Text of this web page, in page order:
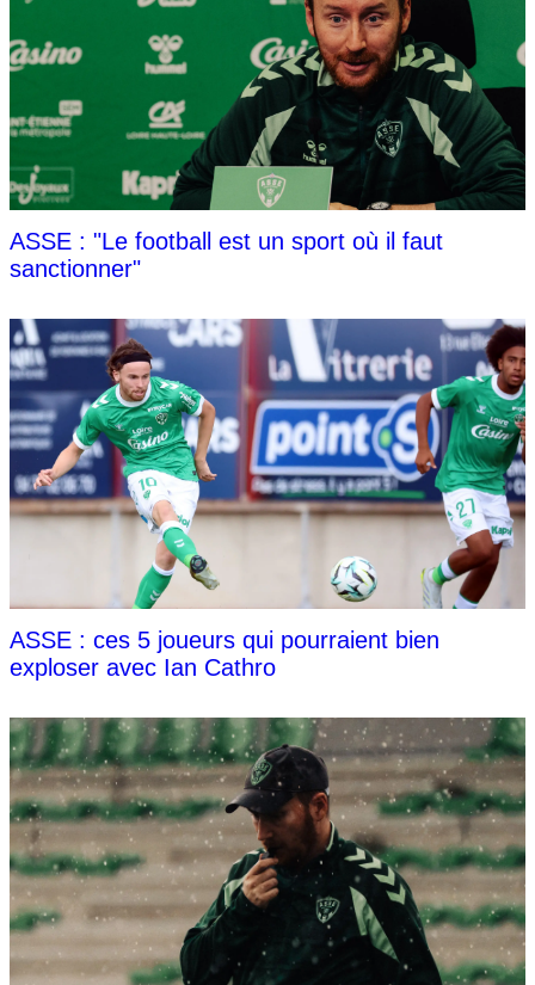
ASSE : "Le football est un sport où il faut
sanctionner"
ASSE : ces 5 joueurs qui pourraient bien
exploser avec Ian Cathro